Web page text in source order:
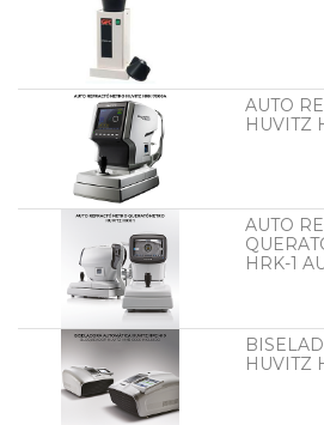
AUTO
HUVITZ
AUTO
HRK-1
HUVITZ